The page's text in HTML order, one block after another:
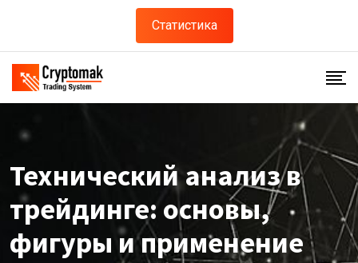
Статистика
Технический анализ в
трейдинге: основы,
фигуры и применение